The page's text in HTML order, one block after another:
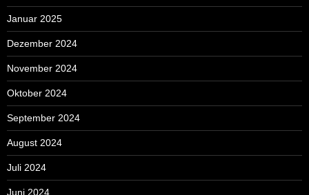
Januar 2025
Dezember 2024
November 2024
Oktober 2024
September 2024
August 2024
Juli 2024
Juni 2024